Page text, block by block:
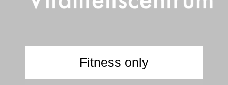
Fitness only